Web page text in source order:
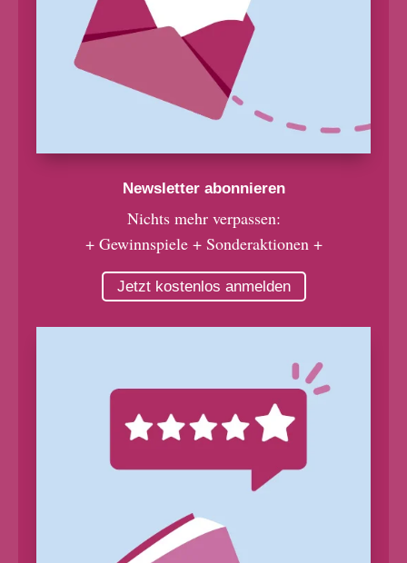
Newsletter abonnieren
Nichts mehr verpassen:
+ Gewinnspiele + Sonderaktionen +
Jetzt kostenlos anmelden